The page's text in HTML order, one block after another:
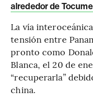
alrededor de
La vía
tensión entre
pronto como
Blanca, el 20 de
“recuperarla”
china.